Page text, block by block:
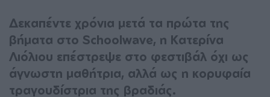
Δεκαπέντε χρόνια μετά τα πρώτα της
βήματα στο Schoolwave, η Κατερίνα
Λιόλιου επέστρεψε στο φεστιβάλ όχι ως
άγνωστη μαθήτρια, αλλά ως η κορυφαία
τραγουδίστρια της βραδιάς.